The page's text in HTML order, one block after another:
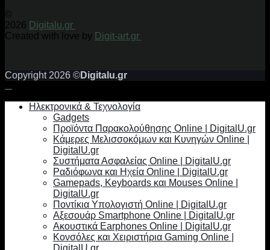
©
2026 Digitalu.gr
Created with love by Digit-art.gr
Copyright 2026 ©Digitalu.gr
Ηλεκτρονικά & Τεχνολογία
Gadgets
Προϊόντα Παρακολούθησης Online | DigitalU.gr
Κάμερες Μελισσοκόμων και Κυνηγών Online |
DigitalU.gr
Συστήματα Ασφαλείας Online | DigitalU.gr
Ραδιόφωνα και Ηχεία Online | DigitalU.gr
Gamepads, Keyboards και Mouses Online |
DigitalU.gr
Ποντίκια Υπολογιστή Online | DigitalU.gr
Αξεσουάρ Smartphone Online | DigitalU.gr
Ακουστικά Earphones Online | DigitalU.gr
Κονσόλες και Χειριστήρια Gaming Online |